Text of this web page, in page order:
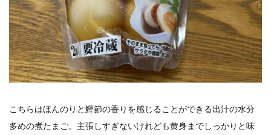
こちらはほんのりと鰹節の香りを感じることができる出汁の水分
多めの煮たまご。主張しすぎないけれども黄身までしっかりと味